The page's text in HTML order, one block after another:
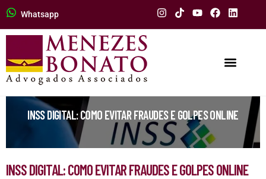
Whatsapp
INSS DIGITAL: COMO EVITAR FRAUDES E GOLPES ONLINE
INSS DIGITAL: COMO EVITAR FRAUDES E GOLPES ONLINE